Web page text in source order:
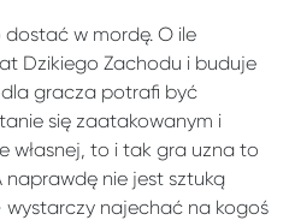
dostać w mordę. O ile
Dzikiego Zachodu i buduje
gracza potrafi być
się zaatakowanym i
własnej, to i tak gra uzna to
nie jest sztuką
najechać na kogoś